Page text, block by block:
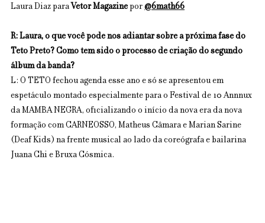
Laura Diaz para Vetor Magazine por @6math66
R: Laura, o que você pode nos adiantar sobre a próxima fase do
Teto Preto? Como tem sido o processo de criação do segundo
álbum da banda?
L: O TETO fechou agenda esse ano e só se apresentou em
espetáculo montado especialmente para o Festival de 10 Annnux
da MAMBA NEGRA, oficializando o início da nova era da nova
formação com CARNEOSSO, Matheus Câmara e Marian Sarine
(Deaf Kids) na frente musical ao lado da coreógrafa e bailarina
Juana Chi e Bruxa Cósmica.